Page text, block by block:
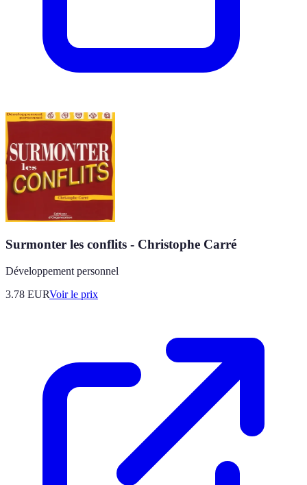
Surmonter les conflits - Christophe Carré
Développement personnel
3.78 EURVoir le prix